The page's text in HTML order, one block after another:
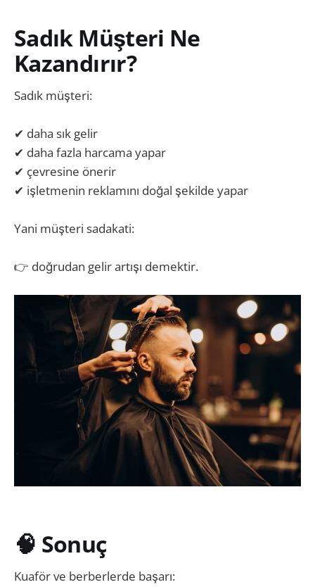
Sadık Müşteri Ne
Kazandırır?
Sadık müşteri:
✔ daha sık gelir
✔ daha fazla harcama yapar
✔ çevresine önerir
✔ işletmenin reklamını doğal şekilde yapar
Yani müşteri sadakati:
👉 doğrudan gelir artışı demektir.
🧠 Sonuç
Kuaför ve berberlerde başarı: